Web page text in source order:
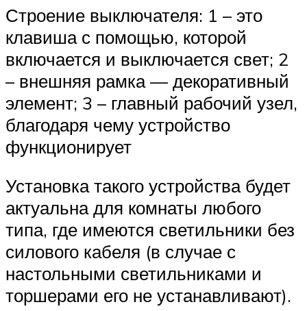
Строение выключателя: 1 – это
клавиша с помощью, которой
включается и выключается свет; 2
– внешняя рамка — декоративный
элемент; 3 – главный рабочий узел,
благодаря чему устройство
функционирует
Установка такого устройства будет
актуальна для комнаты любого
типа, где имеются светильники без
силового кабеля (в случае с
настольными светильниками и
торшерами его не устанавливают).